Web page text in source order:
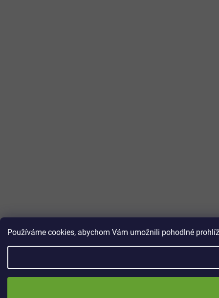
Používáme cookies, abychom Vám umožnili pohodlné